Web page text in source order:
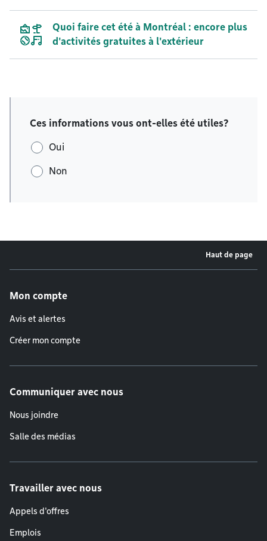
Quoi faire cet été à Montréal : encore plus
d'activités gratuites à l'extérieur
Ces informations vous ont-elles été utiles?
Oui
Non
Haut de page
Mon compte
Avis et alertes
Créer mon compte
Communiquer avec nous
Nous joindre
Salle des médias
Travailler avec nous
Appels d'offres
Emplois